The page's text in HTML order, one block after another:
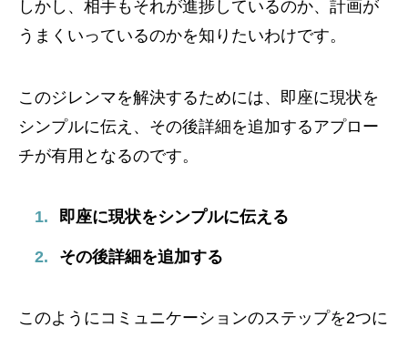
しかし、相手もそれが進捗しているのか、計画が
うまくいっているのかを知りたいわけです。
このジレンマを解決するためには、即座に現状を
シンプルに伝え、その後詳細を追加するアプロー
チが有用となるのです。
即座に現状をシンプルに伝える
その後詳細を追加する
このようにコミュニケーションのステップを2つに